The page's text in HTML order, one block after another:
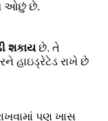
ઓછું છે.
શકાયછે. તે
હાઇડ્રેટેડ રાખે છે
પણ ખાસ